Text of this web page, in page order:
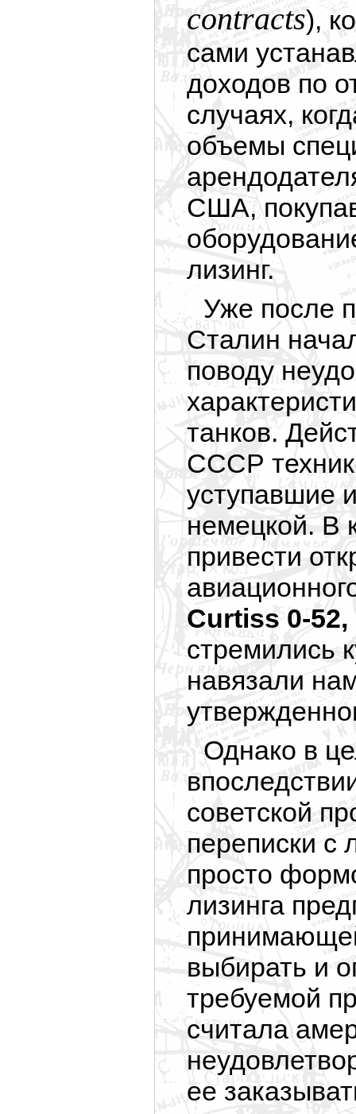
contracts),
сами
доходов по
случаях,
объемы
США,
лизинг.
Уже после
Сталин
поводу
танков.
СССР
уступавшие
немецкой. В
привести
Curtiss 0-52,
стремились
навязали
Однако в
советской
переписки с
просто
лизинга
выбирать и
требуемой
считала
ее